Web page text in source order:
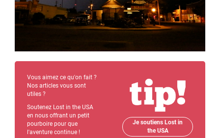
Vous aimez ce qu'on fait ?
Nos articles vous sont
utiles ?
Soutenez Lost in the USA
en nous offrant un petit
pourboire pour que
l'aventure continue !
Je soutiens Lost in
the USA